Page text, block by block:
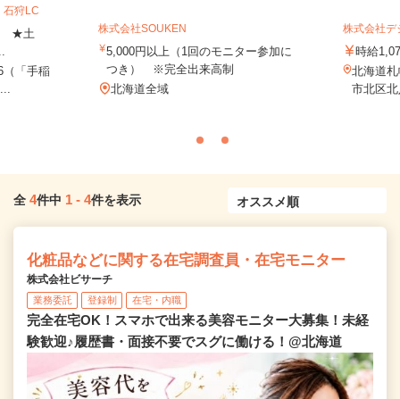
狩LC
★土
（「手稲
株式会社SOUKEN
5,000円以上（1回のモニター参加に
つき） ※完全出来高制
北海道全域
株式会社
時給
北海道
市北区
全 4件中 1 - 4件を表示
化粧品などに関する在宅調査員・在宅モニター
株式会社ビサーチ
業務委託 登録制 在宅・内職
完全在宅OK！スマホで出来る美容モニター大募集！未経
験歓迎♪履歴書・面接不要でスグに働ける！@北海道